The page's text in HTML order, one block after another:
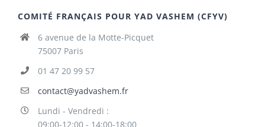
COMITÉ FRANÇAIS POUR YAD VASHEM (CFYV)
6 avenue de la Motte-Picquet
75007 Paris
01 47 20 99 57
contact@yadvashem.fr
Lundi - Vendredi :
09:00-12:00 - 14:00-18:00